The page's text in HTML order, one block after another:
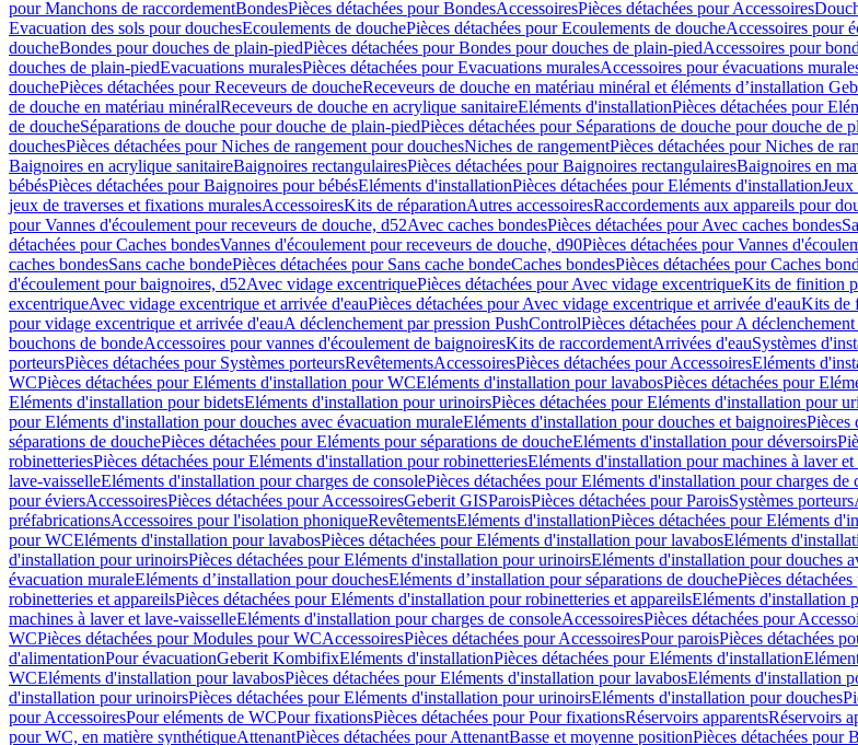
pour Manchons de raccordementBondesPièces détachées pour BondesAccessoiresPièces détachées pour Accessoires
Evacuation des sols pour douchesEcoulements de douchePièces détachées pour Ecoulements de doucheAccessoires pour
doucheBondes pour douches de plain-piedPièces détachées pour Bondes pour douches de plain-piedAccessoires pour
douches de plain-piedEvacuations muralesPièces détachées pour Evacuations muralesAccessoires pour évacuations
douchePièces détachées pour Receveurs de doucheReceveurs de douche en matériau minéral et éléments d’installation
de douche en matériau minéralReceveurs de douche en acrylique sanitaireEléments d'installationPièces détachées pour
de doucheSéparations de douche pour douche de plain-piedPièces détachées pour Séparations de douche pour douche de
douchesPièces détachées pour Niches de rangement pour douchesNiches de rangementPièces détachées pour Niches de
Baignoires en acrylique sanitaireBaignoires rectangulairesPièces détachées pour Baignoires rectangulairesBaignoires en
bébésPièces détachées pour Baignoires pour bébésEléments d'installationPièces détachées pour Eléments d'installationJeux
jeux de traverses et fixations muralesAccessoiresKits de réparationAutres accessoiresRaccordements aux appareils pour
pour Vannes d'écoulement pour receveurs de douche, d52Avec caches bondesPièces détachées pour Avec caches bondes
détachées pour Caches bondesVannes d'écoulement pour receveurs de douche, d90Pièces détachées pour Vannes
caches bondesSans cache bondePièces détachées pour Sans cache bondeCaches bondesPièces détachées pour Caches
d'écoulement pour baignoires, d52Avec vidage excentriquePièces détachées pour Avec vidage excentriqueKits de finition
excentriqueAvec vidage excentrique et arrivée d'eauPièces détachées pour Avec vidage excentrique et arrivée d'eauKits de
pour vidage excentrique et arrivée d'eauA déclenchement par pression PushControlPièces détachées pour A
bouchons de bondeAccessoires pour vannes d'écoulement de baignoiresKits de raccordementArrivées d'eauSystèmes
porteursPièces détachées pour Systèmes porteursRevêtementsAccessoiresPièces détachées pour AccessoiresEléments
WCPièces détachées pour Eléments d'installation pour WCEléments d'installation pour lavabosPièces détachées pour
Eléments d'installation pour bidetsEléments d'installation pour urinoirsPièces détachées pour Eléments d'installation pour
pour Eléments d'installation pour douches avec évacuation muraleEléments d'installation pour douches et baignoiresPièces
séparations de douchePièces détachées pour Eléments pour séparations de doucheEléments d'installation pour déversoirs
robinetteriesPièces détachées pour Eléments d'installation pour robinetteriesEléments d'installation pour machines à laver
lave-vaisselleEléments d'installation pour charges de consolePièces détachées pour Eléments d'installation pour charges de
pour éviersAccessoiresPièces détachées pour AccessoiresGeberit GISParoisPièces détachées pour ParoisSystèmes porteurs
préfabricationsAccessoires pour l'isolation phoniqueRevêtementsEléments d'installationPièces détachées pour Eléments
pour WCEléments d'installation pour lavabosPièces détachées pour Eléments d'installation pour lavabosEléments
d'installation pour urinoirsPièces détachées pour Eléments d'installation pour urinoirsEléments d'installation pour douches
évacuation muraleEléments d’installation pour douchesEléments d’installation pour séparations de douchePièces
robinetteries et appareilsPièces détachées pour Eléments d'installation pour robinetteries et appareilsEléments d'installation
machines à laver et lave-vaisselleEléments d'installation pour charges de consoleAccessoiresPièces détachées pour
WCPièces détachées pour Modules pour WCAccessoiresPièces détachées pour AccessoiresPour paroisPièces détachées
d'alimentationPour évacuationGeberit KombifixEléments d'installationPièces détachées pour Eléments d'installation
WCEléments d'installation pour lavabosPièces détachées pour Eléments d'installation pour lavabosEléments d'installation
d'installation pour urinoirsPièces détachées pour Eléments d'installation pour urinoirsEléments d'installation pour douches
pour AccessoiresPour eléments de WCPour fixationsPièces détachées pour Pour fixationsRéservoirs apparentsRéservoirs
pour WC, en matière synthétiqueAttenantPièces détachées pour AttenantBasse et moyenne positionPièces détachées pour